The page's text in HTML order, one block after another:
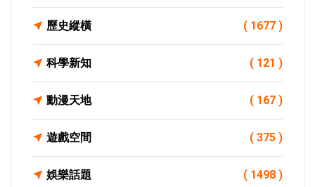
歷史縱橫 ( 1677 )
科學新知 ( 121 )
動漫天地 ( 167 )
遊戲空間 ( 375 )
娛樂話題 ( 1498 )